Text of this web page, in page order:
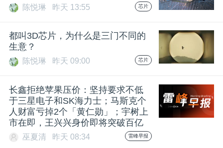
陈悦琳 昨天 13:55 芯片
都叫3D芯片，为什么是三门不同的
生意？
陈悦琳 昨天 09:00 芯片
长鑫拒绝苹果压价：坚持要求不低
于三星电子和SK海力士；马斯克个
人财富亏掉2个「黄仁勋」；宇树上
市在即，王兴兴身价即将突破百亿
巫夏清 昨天 08:34 雷峰早报